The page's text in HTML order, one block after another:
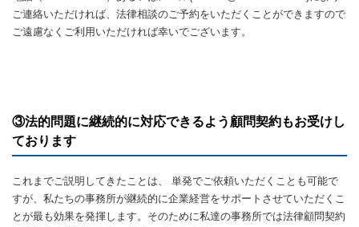
ご連絡いただければ、法律相談のご予約をいただくことができますので
ご遠慮なくご利用いただければ幸いでございます。
③法的問題に継続的に対応できるよう顧問契約もお受けし
ております
これまでご説明してきたことは、 単発でご依頼いただくことも可能で
すが、私たちの事務所が継続的に企業経営をサポートさせていただくこ
とが最も効果を発揮します。そのために私達の事務所では法律顧問契約